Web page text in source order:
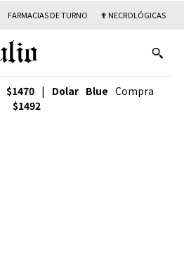
FARMACIAS DE TURNO ✟ NECROLÓGICAS
$1470 | Dolar Blue Compra
$1492